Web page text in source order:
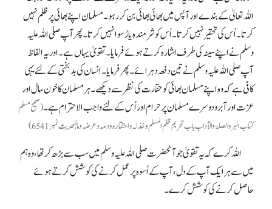
اللہ تعالیٰ کے بندے اور آپس میں بھائی بھائی بن کر رہو۔ مسلمان اپنے بھائی پر ظلم نہیں
کرتا۔ اُس کی تحقیر نہیں کرتا۔ اُس کو شرمندہ یا رُسوا نہیں کرتا۔ پھر آپ صلی اللہ علیہ
وسلم نے اپنے سینہ کی طرف اشارہ کرتے ہوئے فرمایا۔ تقویٰ یہاں ہے۔ اور یہ الفاظ
آپ صلی اللہ علیہ وسلم نے تین دفعہ دہرائے۔ پھر فرمایا۔ انسان کی بدبختی کے لئے یہی
کافی ہے کہ وہ اپنے مسلمان بھائی کو حقارت کی نظر سے دیکھے۔ ہر مسلمان کا خون، مال اور
عزت اور آبرو دوسرے مسلمان پر حرام اور اُس کے لئے واجب الاحترام ہے۔(صحیح مسلم
کتاب البر والصلۃوالآداب باب تحریم ظلم المسلم و خذلہ و احتقارہ و دمہ وعرضہ ومالہحدیث نمبر6541)
اللہ کرے کہ یہ تقویٰ جو آنحضرت صلی اللہ علیہ وسلم میں سب سے بڑھ کر تھا، وہ ہم
میں سے ہر ایک آپ کے دل، آپ کے اُسوہ پر عمل کرنے کی کوشش کرتے ہوئے
حاصل کرنے کی کوشش کرے۔